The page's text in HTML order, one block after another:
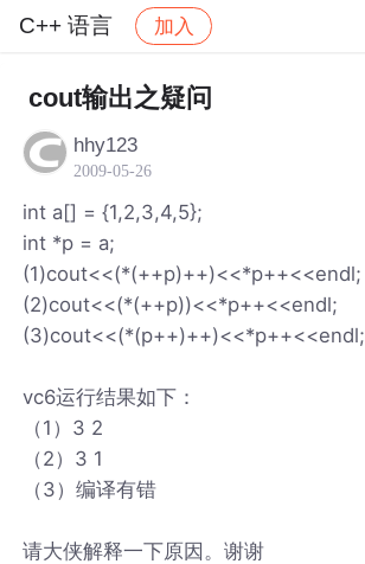
C++ 语言 加入
C++ 语言
cout输出之疑问
hhy123
2009-05-26
int a[] = {1,2,3,4,5};
int *p = a;
(1)cout<<(*(++p)++)<<*p++<<endl;
(2)cout<<(*(++p))<<*p++<<endl;
(3)cout<<(*(p++)++)<<*p++<<endl;
vc6运行结果如下：
（1）3 2
（2）3 1
（3）编译有错
请大侠解释一下原因。谢谢